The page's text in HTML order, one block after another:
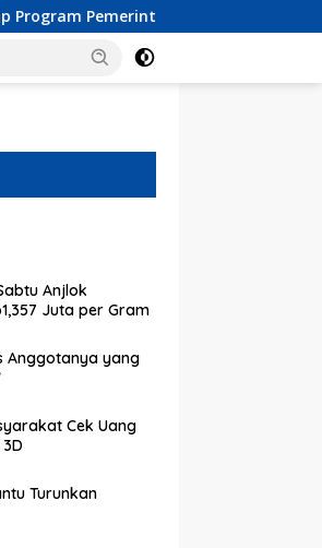
Pusat dan Pemkot Depok
Anjlok
Juta per Gram
Anggotanya yang
Cek Uang
Turunkan